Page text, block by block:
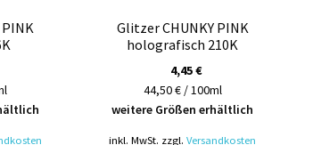
Glitzer CHUNKY PINK
holografisch 210K
4,45€
44,50 € / 100ml
weitere Größen erhältlich
inkl. MwSt. zzgl.Versandkosten